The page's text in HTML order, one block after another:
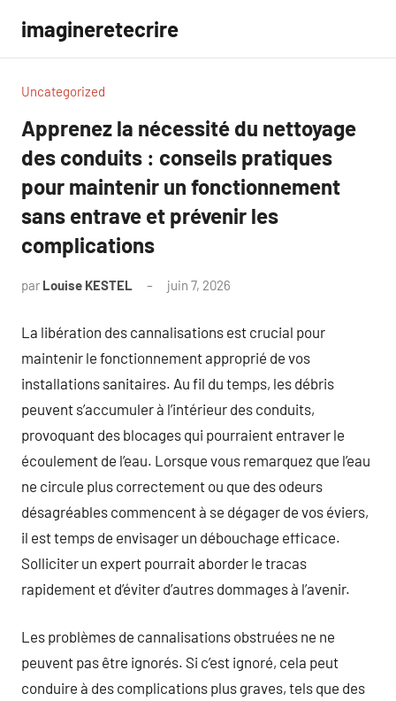
contenu
imagineretecrire
Uncategorized
Apprenez la nécessité du nettoyage
des conduits : conseils pratiques
pour maintenir un fonctionnement
sans entrave et prévenir les
complications
par Louise KESTEL juin 7, 2026
La libération des cannalisations est crucial pour
maintenir le fonctionnement approprié de vos
installations sanitaires. Au fil du temps, les débris
peuvent s’accumuler à l’intérieur des conduits,
provoquant des blocages qui pourraient entraver le
écoulement de l’eau. Lorsque vous remarquez que l’eau
ne circule plus correctement ou que des odeurs
désagréables commencent à se dégager de vos éviers,
il est temps de envisager un débouchage efficace.
Solliciter un expert pourrait aborder le tracas
rapidement et d’éviter d’autres dommages à l’avenir.
Les problèmes de cannalisations obstruées ne ne
peuvent pas être ignorés. Si c’est ignoré, cela peut
conduire à des complications plus graves, tels que des